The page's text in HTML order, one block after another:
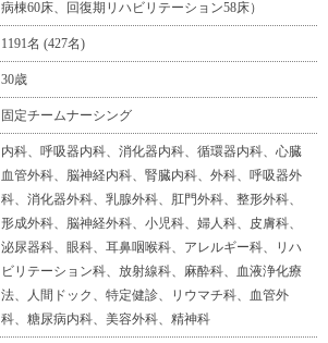
病棟60床、回復期リハビリテーション58床）
1191名 (427名)
30歳
固定チームナーシング
内科、呼吸器内科、消化器内科、循環器内科、心臓
血管外科、脳神経内科、腎臓内科、外科、呼吸器外
科、消化器外科、乳腺外科、肛門外科、整形外科、
形成外科、脳神経外科、小児科、婦人科、皮膚科、
泌尿器科、眼科、耳鼻咽喉科、アレルギー科、リハ
ビリテーション科、放射線科、麻酔科、血液浄化療
法、人間ドック、特定健診、リウマチ科、血管外
科、糖尿病内科、美容外科、精神科